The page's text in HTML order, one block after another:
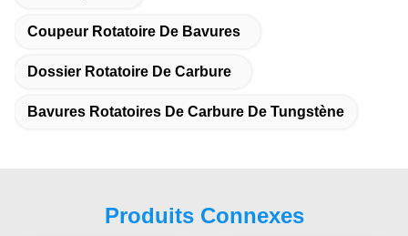
Coupeur Rotatoire De Bavures
Dossier Rotatoire De Carbure
Bavures Rotatoires De Carbure De Tungstène
Produits Connexes